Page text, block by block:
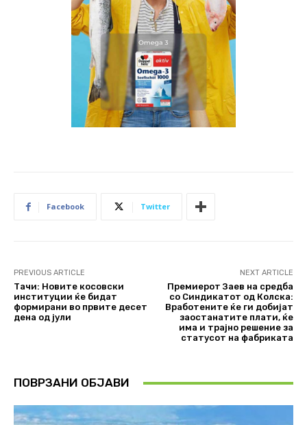
Facebook Twitter
PREVIOUS ARTICLE
Тачи: Новите косовски
институции ќе бидат
формирани во првите десет
дена од јули
NEXT ARTICLE
Премиерот Заев на средба
со Синдикатот од Колска:
Вработените ќе ги добијат
заостанатите плати, ќе
има и трајно решение за
статусот на фабриката
ПОВРЗАНИ ОБЈАВИ